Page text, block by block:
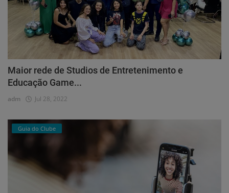
Maior rede de Studios de Entretenimento e
Educação Game...
adm Jul 28, 2022
Guia do Clube